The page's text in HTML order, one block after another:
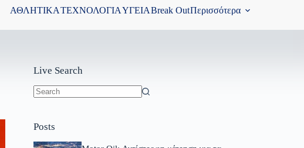
ΑΘΛΗΤΙΚΑΤΕΧΝΟΛΟΓΙΑΥΓΕΙΑBreak OutΠερισσότερα
Live Search
Posts